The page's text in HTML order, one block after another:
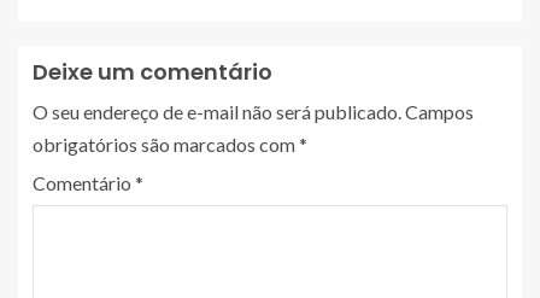
Deixe um comentário
O seu endereço de e-mail não será publicado.Campos
obrigatórios são marcados com*
Comentário *